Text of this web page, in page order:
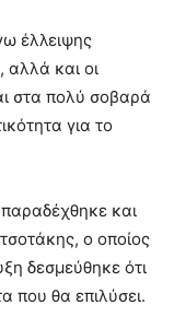
έλλειψης
αλλά και οι
στα πολύ σοβαρά
για το
και
ο οποίος
δεσμεύθηκε ότι
που θα επιλύσει.